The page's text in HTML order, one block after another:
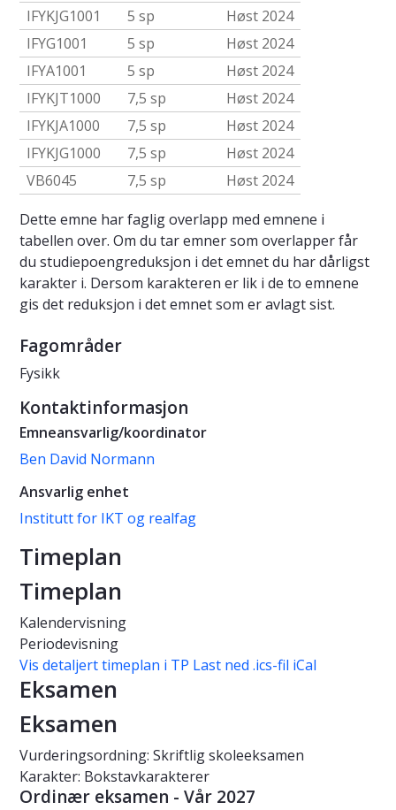
IFYKJG1001
5 sp
Høst 2024
IFYG1001
5 sp
Høst 2024
IFYA1001
5 sp
Høst 2024
IFYKJT1000
7,5 sp
Høst 2024
IFYKJA1000
7,5 sp
Høst 2024
IFYKJG1000
7,5 sp
Høst 2024
VB6045
7,5 sp
Høst 2024
Dette emne har faglig overlapp med emnene i
tabellen over. Om du tar emner som overlapper får
du studiepoengreduksjon i det emnet du har dårligst
karakter i. Dersom karakteren er lik i de to emnene
gis det reduksjon i det emnet som er avlagt sist.
Fagområder
Fysikk
Kontaktinformasjon
Emneansvarlig/koordinator
Ben David Normann
Ansvarlig enhet
Institutt for IKT og realfag
Timeplan
Timeplan
Kalendervisning
Periodevisning
Vis detaljert timeplan i TP Last ned .ics-fil iCal
Eksamen
Eksamen
Vurderingsordning: Skriftlig skoleeksamen
Karakter: Bokstavkarakterer
Ordinær eksamen - Vår 2027